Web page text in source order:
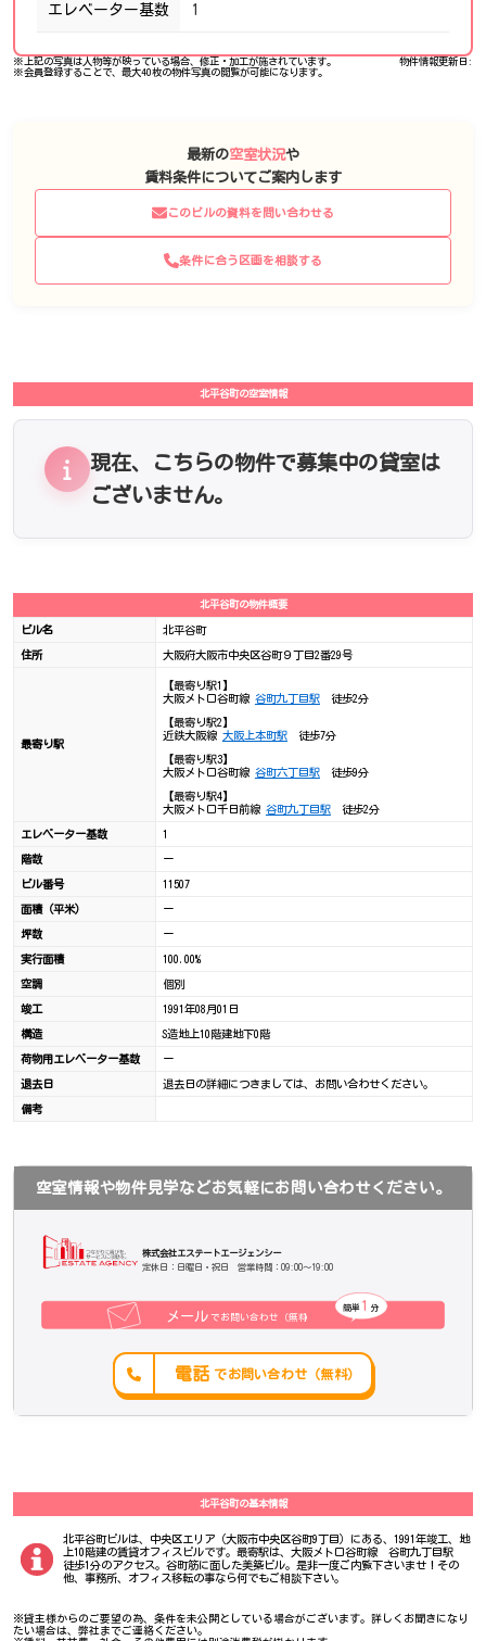
エレベーター基数 1
※上記の写真は人物等が映っている場合、修正・加工が施されています。
※会員登録することで、最大40枚の物件写真の閲覧が可能になります。
物件情報更新日:
最新の空室状況や
賃料条件についてご案内します
このビルの資料を問い合わせる
条件に合う区画を相談する
北平谷町の空室情報
現在、こちらの物件で募集中の貸室は
ございません。
北平谷町の物件概要
ビル名 北平谷町
住所 大阪府大阪市中央区谷町９丁目2番29号
最寄り駅
【最寄り駅1】
大阪メトロ谷町線 谷町九丁目駅徒歩2分
【最寄り駅2】
近鉄大阪線 大阪上本町駅徒歩7分
【最寄り駅3】
大阪メトロ谷町線 谷町六丁目駅徒歩9分
【最寄り駅4】
大阪メトロ千日前線 谷町九丁目駅徒歩2分
エレベーター基数 1
階数 ー
ビル番号 11507
面積（平米） ー
坪数 ー
実行面積 100.00%
空調 個別
竣工 1991年08月01日
構造 S造地上10階建地下0階
荷物用エレベーター基数 ー
退去日 退去日の詳細につきましては、お問い合わせください。
備考
空室情報や物件見学などお気軽にお問い合わせください。
株式会社エステートエージェンシー
定休日：日曜日・祝日 営業時間：09:00～19:00
でお問い合わせ（無料）
メール
簡単 分
1
電話 でお問い合わせ（無料）
北平谷町の基本情報
北平谷町ビルは、中央区エリア（大阪市中央区谷町9丁目）にある、1991年竣工、地
上10階建の賃貸オフィスビルです。最寄駅は、大阪メトロ谷町線 谷町九丁目駅
徒歩1分のアクセス。谷町筋に面した美築ビル。是非一度ご内覧下さいませ！その
他、事務所、オフィス移転の事なら何でもご相談下さい。
※貸主様からのご要望の為、条件を未公開としている場合がございます。詳しくお聞きになり
たい場合は、弊社までご連絡ください。